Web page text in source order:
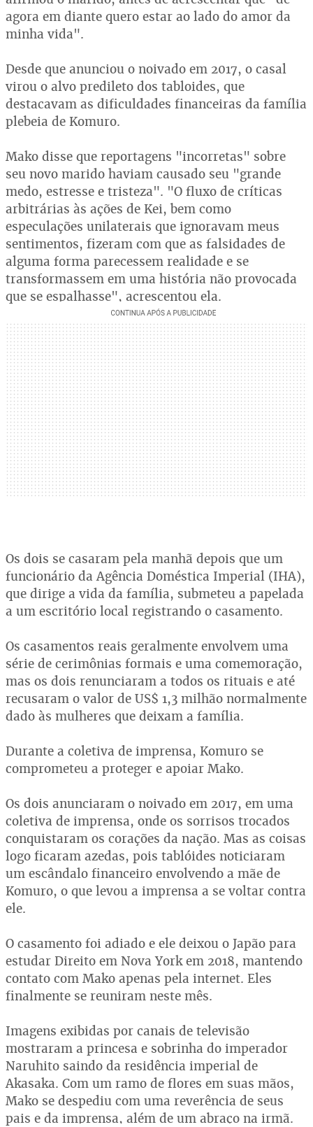
agora em diante quero estar ao lado do amor da
minha vida".
Desde que anunciou o noivado em 2017, o casal
virou o alvo predileto dos tabloides, que
destacavam as dificuldades financeiras da família
plebeia de Komuro.
Mako disse que reportagens "incorretas" sobre
seu novo marido haviam causado seu "grande
medo, estresse e tristeza". "O fluxo de críticas
arbitrárias às ações de Kei, bem como
especulações unilaterais que ignoravam meus
sentimentos, fizeram com que as falsidades de
alguma forma parecessem realidade e se
transformassem em uma história não provocada
que se espalhasse", acrescentou ela.
Os dois se casaram pela manhã depois que um
funcionário da Agência Doméstica Imperial (IHA),
que dirige a vida da família, submeteu a papelada
a um escritório local registrando o casamento.
Os casamentos reais geralmente envolvem uma
série de cerimônias formais e uma comemoração,
mas os dois renunciaram a todos os rituais e até
recusaram o valor de US$ 1,3 milhão normalmente
dado às mulheres que deixam a família.
Durante a coletiva de imprensa, Komuro se
comprometeu a proteger e apoiar Mako.
Os dois anunciaram o noivado em 2017, em uma
coletiva de imprensa, onde os sorrisos trocados
conquistaram os corações da nação. Mas as coisas
logo ficaram azedas, pois tablóides noticiaram
um escândalo financeiro envolvendo a mãe de
Komuro, o que levou a imprensa a se voltar contra
ele.
O casamento foi adiado e ele deixou o Japão para
estudar Direito em Nova York em 2018, mantendo
contato com Mako apenas pela internet. Eles
finalmente se reuniram neste mês.
Imagens exibidas por canais de televisão
mostraram a princesa e sobrinha do imperador
Naruhito saindo da residência imperial de
Akasaka. Com um ramo de flores em suas mãos,
Mako se despediu com uma reverência de seus
pais e da imprensa, além de um abraço na irmã.